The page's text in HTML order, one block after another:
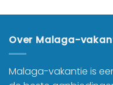
Over Malaga-
Malaga-vakantie is